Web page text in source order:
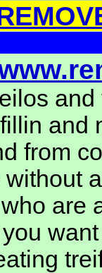
and
from
are